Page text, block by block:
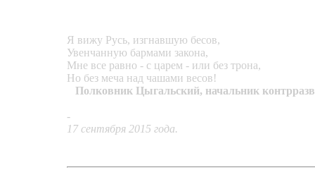
Я вижу Русь, изгнавшую бесов,
Увенчанную бармами закона,
Мне все равно - с царем - или без трона,
Но без меча над чашами весов!
Полковник Цыгальский, начальник
-
17 сентября 2015 года.